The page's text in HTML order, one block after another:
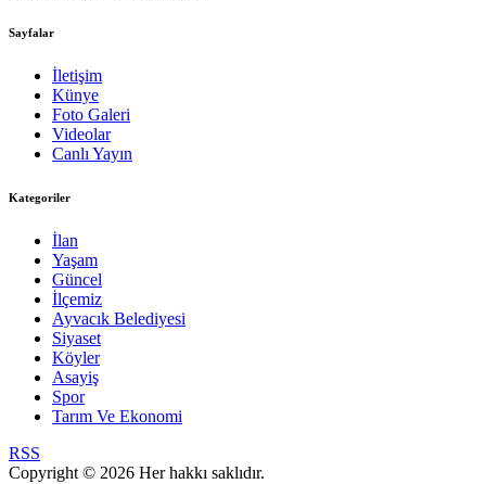
Sayfalar
İletişim
Künye
Foto Galeri
Videolar
Canlı Yayın
Kategoriler
İlan
Yaşam
Güncel
İlçemiz
Ayvacık Belediyesi
Siyaset
Köyler
Asayiş
Spor
Tarım Ve Ekonomi
RSS
Copyright © 2026 Her hakkı saklıdır.